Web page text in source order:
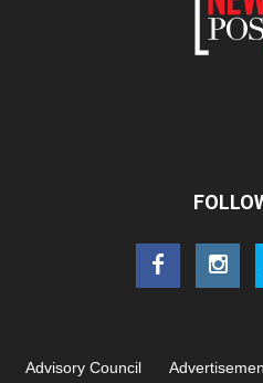
Advisory Council